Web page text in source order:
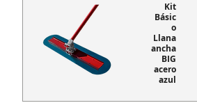
Kit
Básic
o
Llana
ancha
BIG
acero
azul